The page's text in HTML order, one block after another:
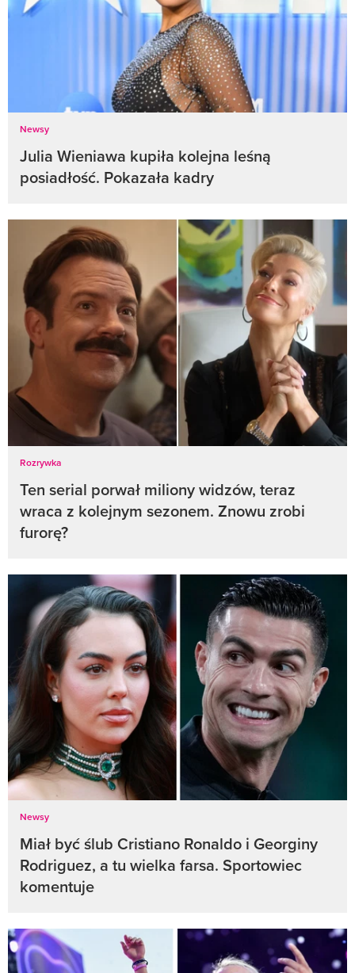
Newsy
Julia Wieniawa kupiła kolejna leśną
posiadłość. Pokazała kadry
Rozrywka
Ten serial porwał miliony widzów, teraz
wraca z kolejnym sezonem. Znowu zrobi
furorę?
Newsy
Miał być ślub Cristiano Ronaldo i Georginy
Rodriguez, a tu wielka farsa. Sportowiec
komentuje